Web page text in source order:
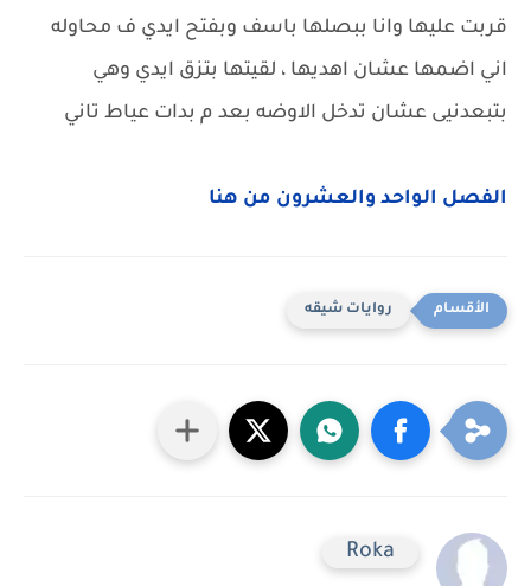
قربت عليها وانا ببصلها باسف وبفتح ايدي ف محاوله
اني اضمها عشان اهديها ، لقيتها بتزق ايدي وهي
بتبعدنيى عشان تدخل الاوضه بعد م بدات عياط تاني
الفصل الواحد والعشرون من هنا
روايات شيقه
Roka